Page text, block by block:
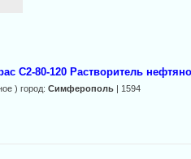
С2-80-120 Растворитель
) город: Симферополь| 1594